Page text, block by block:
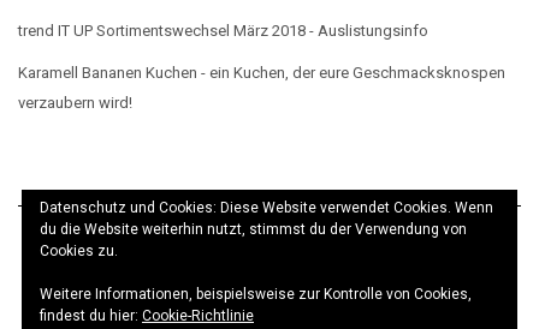
trend IT UP Sortimentswechsel März 2018 - Auslistungsinfo
Karamell Bananen Kuchen - ein Kuchen, der eure Geschmacksknospen
verzaubern wird!
© elbeMÄDCHEN 2017 · ThemeKale· Realisierung
Datenschutz und Cookies: Diese Website verwendet Cookies. Wenn
du die Website weiterhin nutzt, stimmst du der Verwendung von
Cookies zu.
Weitere Informationen, beispielsweise zur Kontrolle von Cookies,
findest du hier: Cookie-Richtlinie